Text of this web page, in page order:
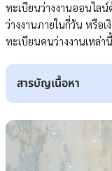
ทะเบียนว่างงานออนไลน์
ว่างงานภายในกี่วัน หรือเ
ทะเบียนคนว่างงานเหล่
สารบัญเนื้อหา
ตกงาน! อยากขึ้นทะเบียนคน
ลงทะเบียนคนว่างงานประกัน
ผู้ประกันตนคนว่างงาน จะไ
ตกงานเพราะโดนไล่ออก ได้